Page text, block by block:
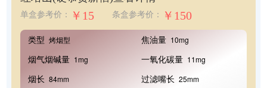
单盒参考价： ￥15 条盒参考价： ￥150
类型 烤烟型 焦油量 10mg
烟气烟碱量 1mg 一氧化碳量 11mg
烟长 84mm 过滤嘴长 25mm